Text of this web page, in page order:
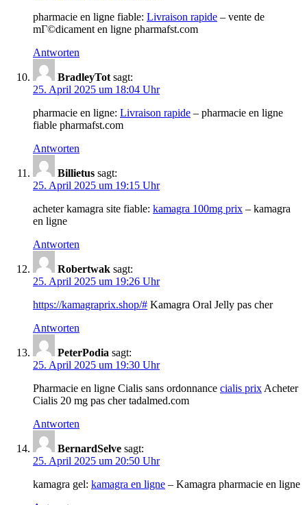
pharmacie en ligne fiable: Livraison rapide – vente de
mГ©dicament en ligne pharmafst.com
Antworten
BradleyTot sagt:
25. April 2025 um 18:04 Uhr
pharmacie en ligne: Livraison rapide – pharmacie en ligne
fiable pharmafst.com
Antworten
Billietus sagt:
25. April 2025 um 19:15 Uhr
acheter kamagra site fiable: kamagra 100mg prix – kamagra
en ligne
Antworten
Robertwak sagt:
25. April 2025 um 19:26 Uhr
https://kamagraprix.shop/# Kamagra Oral Jelly pas cher
Antworten
PeterPodia sagt:
25. April 2025 um 19:30 Uhr
Pharmacie en ligne Cialis sans ordonnance cialis prix Acheter
Cialis 20 mg pas cher tadalmed.com
Antworten
BernardSelve sagt:
25. April 2025 um 20:50 Uhr
kamagra gel: kamagra en ligne – Kamagra pharmacie en ligne